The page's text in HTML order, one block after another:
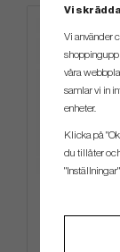
Vi
Vi använder
våra
samlar vi in
enheter.
Klicka på
du tillåter